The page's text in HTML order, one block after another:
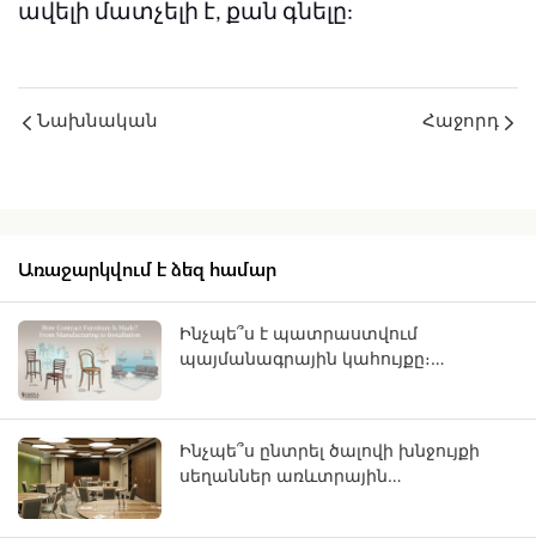
ավելի մատչելի է, քան գնելը:
Նախնական Հաջորդ
Առաջարկվում է ձեզ համար
Ինչպե՞ս է պատրաստվում
պայմանագրային կահույքը։
Ինչպե՞ս ընտրել ծալովի խնջույքի
սեղաններ առևտրային